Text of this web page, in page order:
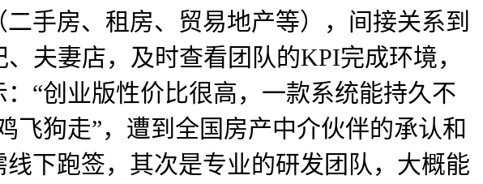
手房、租房、贸易地产等），间接关系到
夫妻店，及时查看团队的KPI完成环境，
“创业版性价比很高，一款系统能持久不
飞狗走”，遭到全国房产中介伙伴的承认和
下跑签，其次是专业的研发团队，大概能